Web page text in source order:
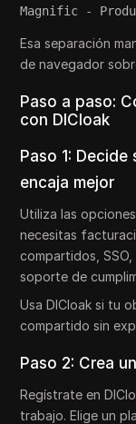
Magnific -
Esa separación
de navegador
Paso a paso:
con DICloak
Paso 1:
encaja mejor
Utiliza las
necesitas
compartidos,
soporte de
Usa DICloak si tu
compartido sin
Paso 2: Crea
Regístrate en
trabajo. Elige un